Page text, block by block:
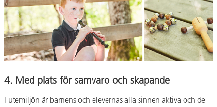
4. Med plats för samvaro och skapande
I utemiljön är barnens och elevernas alla sinnen aktiva och de